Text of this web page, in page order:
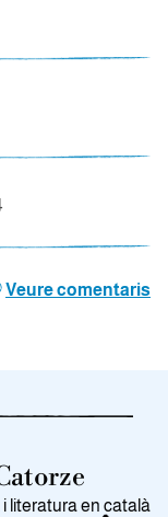
Veure comentaris
literatura en català